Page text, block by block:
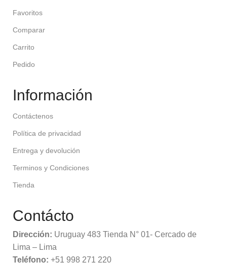
Favoritos
Comparar
Carrito
Pedido
Información
Contáctenos
Política de privacidad
Entrega y devolución
Terminos y Condiciones
Tienda
Contácto
Dirección: Uruguay 483 Tienda N° 01- Cercado de
Lima – Lima
Teléfono: +51 998 271 220